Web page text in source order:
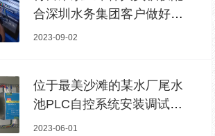
合深圳水务集团客户做好防
台风“苏拉”的预防性维保和应
2023-09-02
位于最美沙滩的某水厂尾水
池PLC自控系统安装调试完
成
2023-06-01